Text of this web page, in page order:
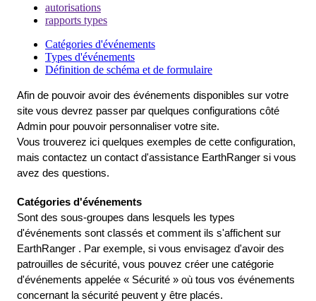
autorisations
rapports types
Catégories d'événements
Types d'événements
Définition de schéma et de formulaire
Afin de pouvoir avoir des événements disponibles sur votre
site vous devrez passer par quelques configurations côté
Admin pour pouvoir personnaliser votre site.
Vous trouverez ici quelques exemples de cette configuration,
mais contactez un contact d'assistance EarthRanger si vous
avez des questions.
Catégories d'événements
Sont des sous-groupes dans lesquels les types
d'événements sont classés et comment ils s'affichent sur
EarthRanger . Par exemple, si vous envisagez d'avoir des
patrouilles de sécurité, vous pouvez créer une catégorie
d'événements appelée « Sécurité » où tous vos événements
concernant la sécurité peuvent y être placés.